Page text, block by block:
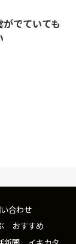
でていても
合わせ
おすすめ